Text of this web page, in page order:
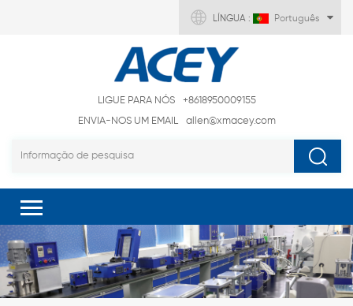
LÍNGUA : Português
LIGUE PARA NÓS
+8618950009155
ENVIA-NOS UM EMAIL
allen@xmacey.com